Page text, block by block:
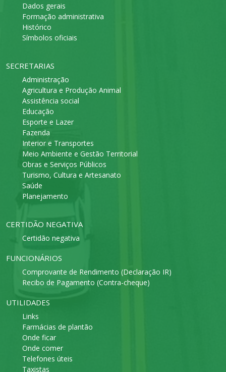
Dados gerais
Formação administrativa
Histórico
Símbolos oficiais
SECRETARIAS
Administração
Agricultura e Produção Animal
Assistência social
Educação
Esporte e Lazer
Fazenda
Interior e Transportes
Meio Ambiente e Gestão Territorial
Obras e Serviços Públicos
Turismo, Cultura e Artesanato
Saúde
Planejamento
CERTIDÃO NEGATIVA
Certidão negativa
FUNCIONÁRIOS
Comprovante de Rendimento (Declaração IR)
Recibo de Pagamento (Contra-cheque)
UTILIDADES
Links
Farmácias de plantão
Onde ficar
Onde comer
Telefones úteis
Taxistas